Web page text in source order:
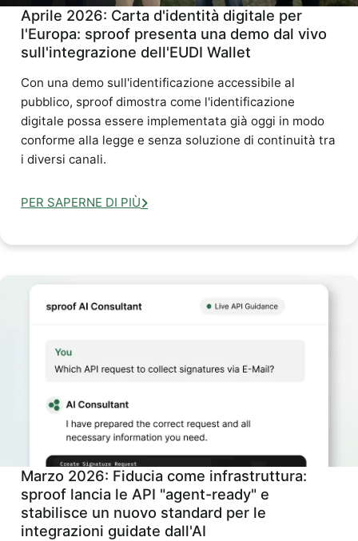
Aprile 2026: Carta d'identità digitale per
l'Europa: sproof presenta una demo dal vivo
sull'integrazione dell'EUDI Wallet
Con una demo sull'identificazione accessibile al
pubblico, sproof dimostra come l'identificazione
digitale possa essere implementata già oggi in modo
conforme alla legge e senza soluzione di continuità tra
i diversi canali.
PER SAPERNE DI PIÙ
Marzo 2026: Fiducia come infrastruttura:
sproof lancia le API "agent-ready" e
stabilisce un nuovo standard per le
integrazioni guidate dall'AI